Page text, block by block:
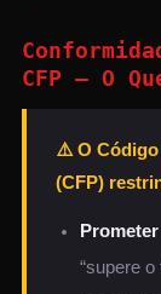
CFP — O
⚠️ O Código
(CFP)
“supere